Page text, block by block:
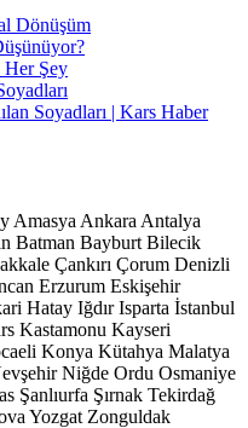
Dönüşüm
Her Şey
Soyadları | Kars Haber
Amasya Ankara Antalya
Batman Bayburt Bilecik
Çankırı Çorum Denizli
Erzurum Eskişehir
Hatay Iğdır Isparta İstanbul
Kastamonu Kayseri
Konya Kütahya Malatya
Niğde Ordu Osmaniye
Şanlıurfa Şırnak Tekirdağ
Yozgat Zonguldak